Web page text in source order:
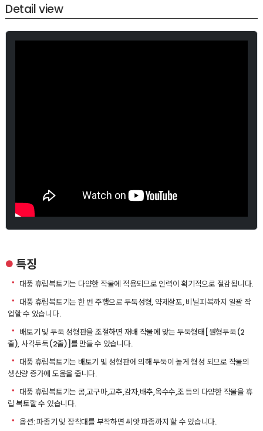
Detail view
● 특징
ㆍ 대풍 휴립복토기는 다양한 작물에 적용되므로 인력이 획기적으로 절감됩니다.
ㆍ 대풍 휴립복토기는 한 번 주행으로 두둑성형, 약제살포, 비닐피복까지 일괄 작
업할 수 있습니다.
ㆍ 배토기 및 두둑 성형판을 조절하면 재배 작물에 맞는 두둑형태[원형두둑(2
줄), 사각두둑(2줄)]를 만들 수 있습니다.
ㆍ 대풍 휴립복토기는 배토기 및 성형판에 의해 두둑이 높게 형성 되므로 작물의
생산량 증가에 도움을 줍니다.
ㆍ 대풍 휴립복토기는 콩,고구마,고추,감자,배추,옥수수,조 등의 다양한 작물을 휴
립 복토할 수 있습니다.
ㆍ 옵션: 파종기 및 장착대를 부착하면 씨앗 파종까지 할 수 있습니다.